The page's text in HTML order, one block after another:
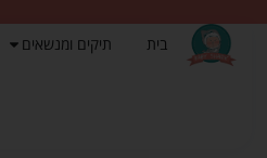
בית תיקים ומנשאים